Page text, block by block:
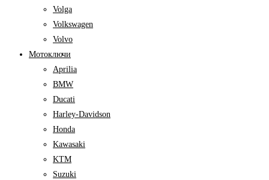
Volga
Volkswagen
Volvo
Мотоключи
Aprilia
BMW
Ducati
Harley-Davidson
Honda
Kawasaki
KTM
Suzuki